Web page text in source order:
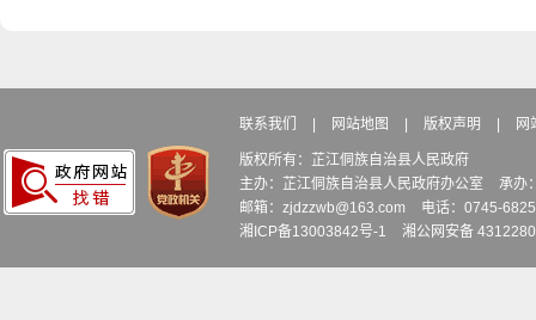
联系我们 网站地图 版权声明 网
版权所有：芷江侗族自治县人民政府
主办：芷江侗族自治县人民政府办公室
承办
邮箱：zjdzzwb@163.com
电话：0745-
湘ICP备13003842号-1
湘公网安备